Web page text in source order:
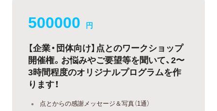
500000 円
【企業・団体向け】点とのワークショップ
開催権。お悩みやご要望等を聞いて、2〜
3時間程度のオリジナルプログラムを作
ります！
点とからの感謝メッセージ＆写真（1通）